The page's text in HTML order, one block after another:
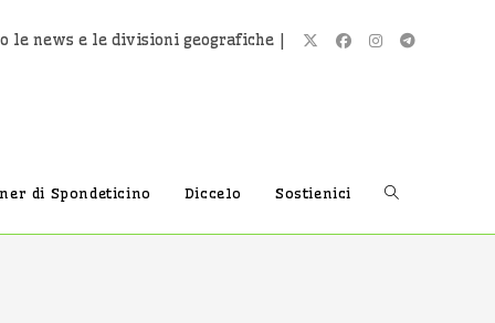
le news e le divisioni geografiche |
di Spondeticino Diccelo Sostienici Attiva/